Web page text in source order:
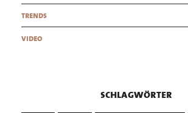
trends
video
schlagwörter